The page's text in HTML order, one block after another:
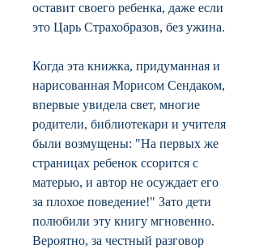
оставит своего ребенка, даже если
это Царь Страхобразов, без ужина.
Когда эта книжка, придуманная и
нарисованная Морисом Сендаком,
впервые увидела свет, многие
родители, библиотекари и учителя
были возмущены: "На первых же
страницах ребенок ссорится с
матерью, и автор не осуждает его
за плохое поведение!" Зато дети
полюбили эту книгу мгновенно.
Вероятно, за честный разговор